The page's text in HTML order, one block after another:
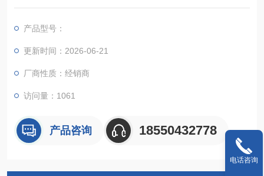
水、基坑降水，技术力量雄厚，设备先进。此井可给工业生产直
产品型号：
更新时间：2026-06-21
厂商性质：经销商
访问量：1061
产品咨询 18550432778
电话咨询